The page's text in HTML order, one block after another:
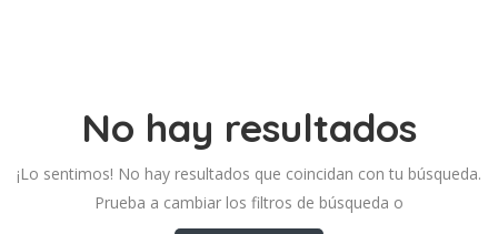
No hay resultados
¡Lo sentimos! No hay resultados que coincidan con tu búsqueda.
Prueba a cambiar los filtros de búsqueda o